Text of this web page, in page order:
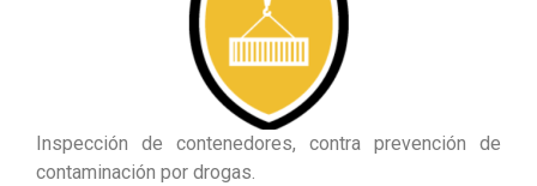
Inspección de contenedores, contra prevención de
contaminación por drogas.